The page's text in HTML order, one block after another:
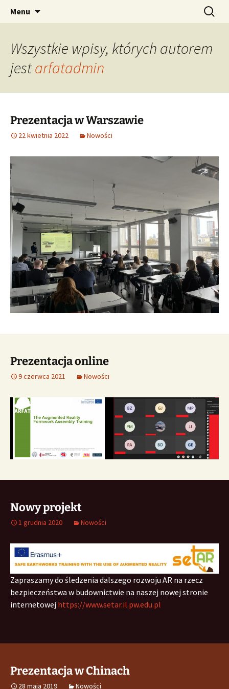
ARFAT
AUGMENTED REALITY FORMWORK ASSEMBLY
TRAINING
Menu Szukaj:
Wszystkie wpisy, których autorem
jestarfatadmin
Prezentacja w Warszawie
22 kwietnia 2022 Nowości
Prezentacja online
9 czerwca 2021 Nowości
Nowy projekt
1 grudnia 2020 Nowości
Zapraszamy do śledzenia dalszego rozwoju AR na rzecz
bezpieczeństwa w budownictwie na naszej nowej stronie
internetowej https://www.setar.il.pw.edu.pl
Prezentacja w Chinach
28 maja 2019 Nowości